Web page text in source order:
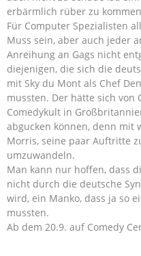
erbärmlich rüber zu
Für Computer Spezialisten
Muss sein, aber auch jeder
Anreihung an Gags nicht
diejenigen, die sich die
mit Sky du Mont als Chef
mussten. Der hätte sich von
Comedykult in
abgucken können, denn mit
Morris, seine paar Auftritte
umzuwandeln.
Man kann nur hoffen, dass
nicht durch die deutsche
wird, ein Manko, dass ja so
mussten.
Ab dem 20.9. auf Comedy